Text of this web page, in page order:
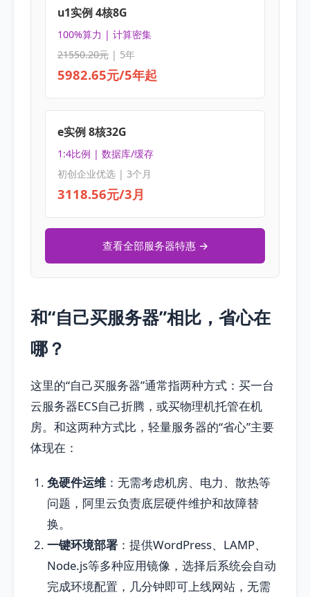
u1实例 4核8G
100%算力 | 计算密集
21550.20元| 5年
5982.65元/5年起
e实例 8核32G
1:4比例 | 数据库/缓存
初创企业优选 | 3个月
3118.56元/3月
查看全部服务器特惠 →
和“自己买服务器”相比，省心在
哪？
这里的“自己买服务器”通常指两种方式：买一台
云服务器ECS自己折腾，或买物理机托管在机
房。和这两种方式比，轻量服务器的“省心”主要
体现在：
免硬件运维 ：无需考虑机房、电力、散热等
问题，阿里云负责底层硬件维护和故障替
换。
一键环境部署 ：提供WordPress、LAMP、
Node.js等多种应用镜像，选择后系统会自动
完成环境配置，几分钟即可上线网站，无需